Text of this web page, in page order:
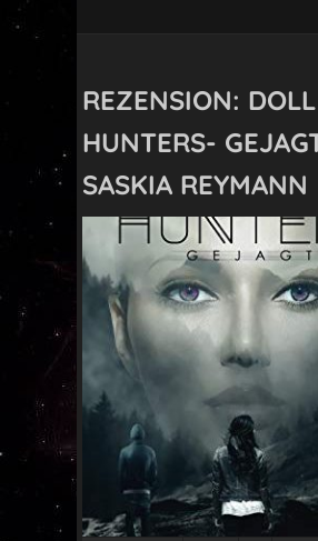
REZENSION: DOLL
HUNTERS-
SASKIA REYMANN